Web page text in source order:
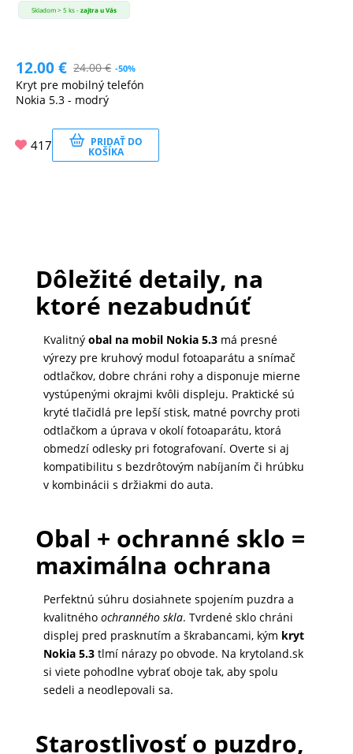
Skladom > 5 ks -zajtra u Vás
12.00€ 24.00€ -50%
Kryt pre mobilný telefón
Nokia 5.3 - modrý
417 PRIDAŤ DO
KOŠÍKA
Dôležité detaily, na
ktoré nezabudnúť
Kvalitný obal na mobil Nokia 5.3má presné
výrezy pre kruhový modul fotoaparátu a snímač
odtlačkov, dobre chráni rohy a disponuje mierne
vystúpenými okrajmi kvôli displeju. Praktické sú
kryté tlačidlá pre lepší stisk, matné povrchy proti
odtlačkom a úprava v okolí fotoaparátu, ktorá
obmedzí odlesky pri fotografovaní. Overte si aj
kompatibilitu s bezdrôtovým nabíjaním či hrúbku
v kombinácii s držiakmi do auta.
Obal + ochranné sklo =
maximálna ochrana
Perfektnú súhru dosiahnete spojením puzdra a
kvalitného ochranného skla. Tvrdené sklo chráni
displej pred prasknutím a škrabancami, kým kryt
Nokia 5.3tlmí nárazy po obvode. Na krytoland.sk
si viete pohodlne vybrať oboje tak, aby spolu
sedeli a neodlepovali sa.
Starostlivosť o puzdro,